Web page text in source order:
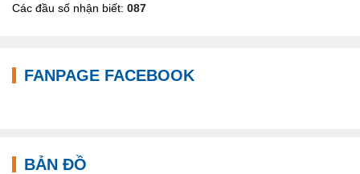
Các đầu số nhận biết: 087
FANPAGE FACEBOOK
BẢN ĐỒ